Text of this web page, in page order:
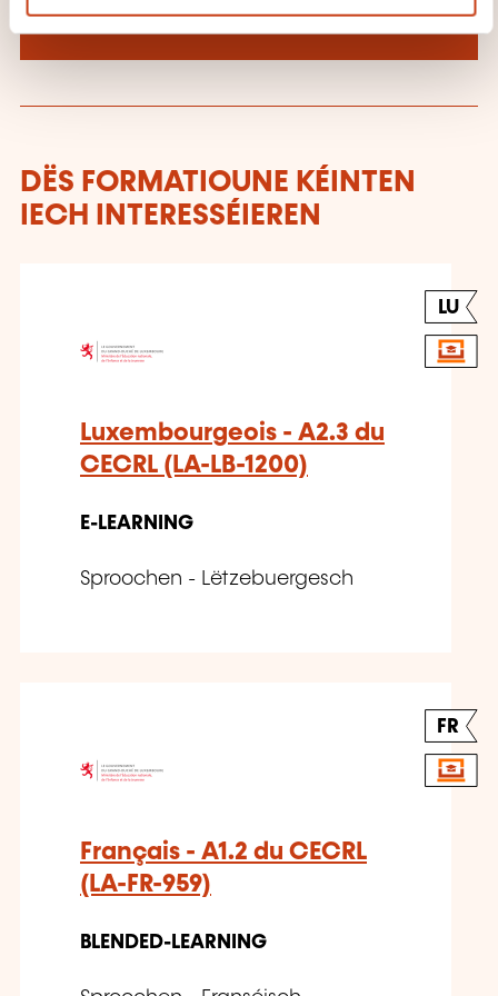
DËS FORMATIOUNE KÉINTEN
IECH INTERESSÉIEREN
LU
Luxembourgeois - A2.3 du
CECRL (LA-LB-1200)
E-LEARNING
Sproochen - Lëtzebuergesch
FR
Français - A1.2 du CECRL
(LA-FR-959)
BLENDED-LEARNING